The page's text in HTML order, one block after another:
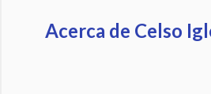
Acerca de Celso